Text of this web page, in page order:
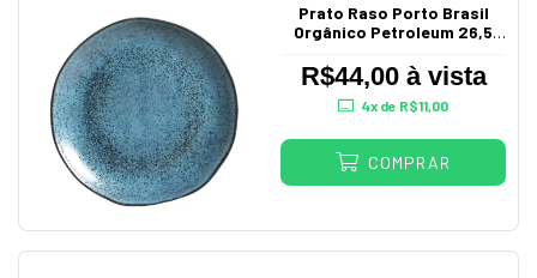
Prato Raso Porto Brasil
Orgânico Petroleum 26,5
R$44,00 à vista
4x de R$11,00
COMPRAR